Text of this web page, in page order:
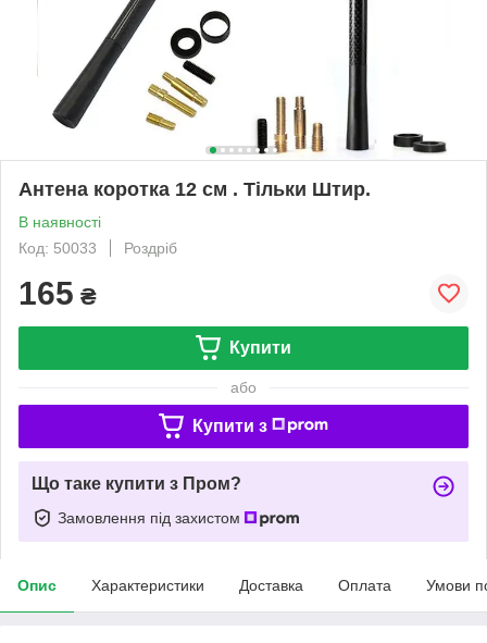
Антена коротка 12 см . Тільки Штир.
В наявності
Код: 50033
Роздріб
165 ₴
Купити
або
Купити з
Що таке купити з Пром?
Замовлення під захистом
Опис Характеристики Доставка Оплата Умови